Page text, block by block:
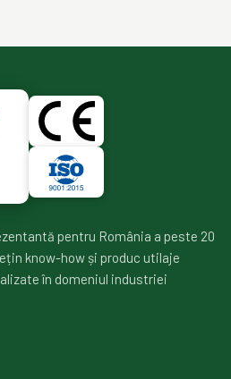
pentru România a peste 20
know-how și produc utilaje
în domeniul industriei